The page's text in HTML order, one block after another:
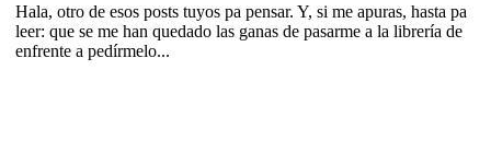
Hala, otro de esos posts tuyos pa pensar. Y, si me apuras, hasta pa
leer: que se me han quedado las ganas de pasarme a la librería de
enfrente a pedírmelo...